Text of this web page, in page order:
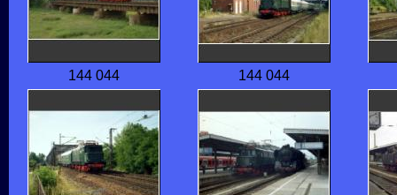
144 044 144 044